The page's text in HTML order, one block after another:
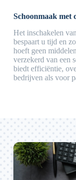
Schoonmaak met
Het inschakelen
bespaart u tijd en
hoeft geen
verzekerd van een
biedt efficiëntie,
bedrijven als voor